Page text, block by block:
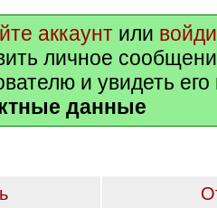
аккаунт или
личное
и увидеть
данные